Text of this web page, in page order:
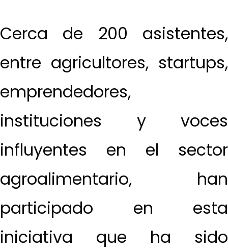
Cerca de 200 asistentes,
entre agricultores, startups,
emprendedores,
instituciones y voces
influyentes en el sector
agroalimentario, han
participado en esta
iniciativa que ha sido